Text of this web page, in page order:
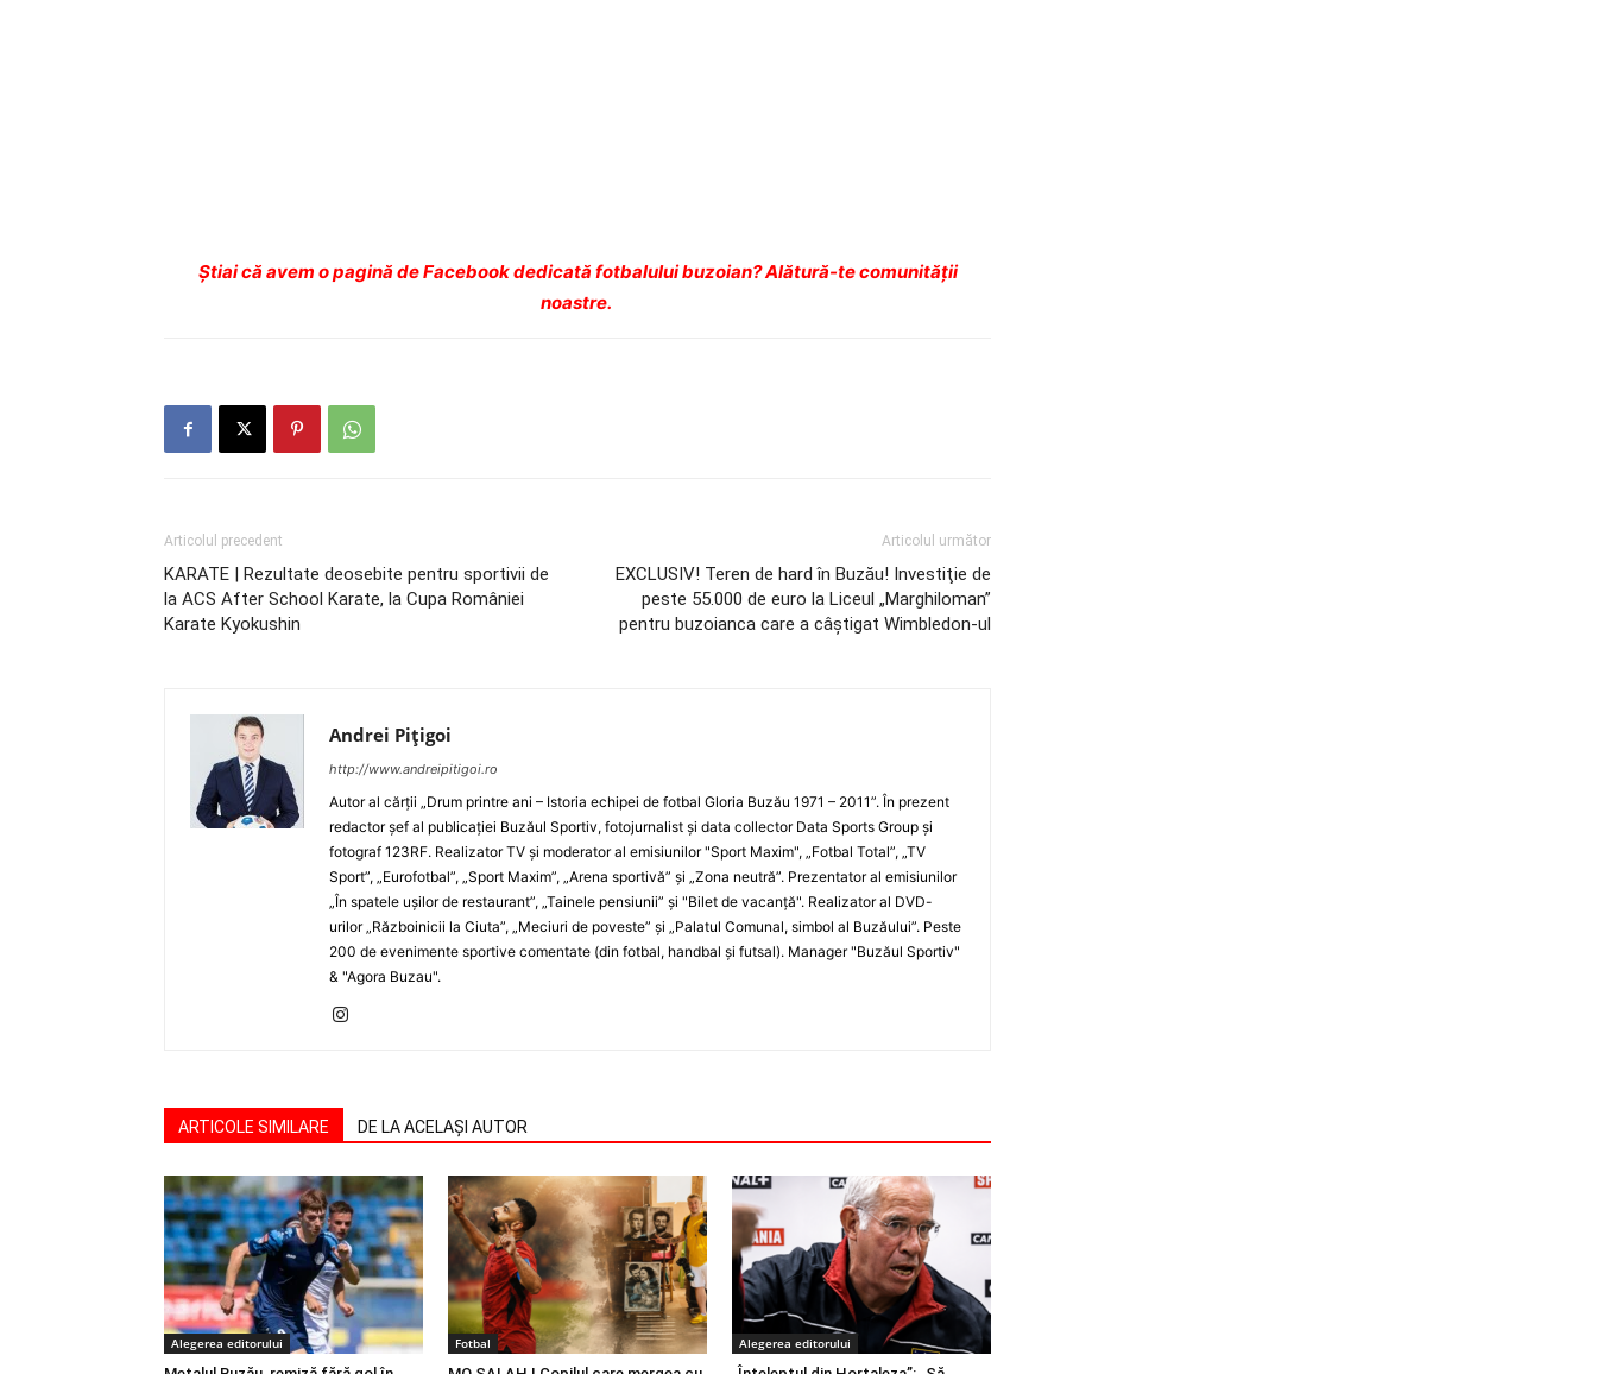
Ştiai că avem o pagină de Facebook dedicată fotbalului buzoian? Alătură-te comunității
noastre.
Articolul precedent
KARATE | Rezultate deosebite pentru sportivii de
la ACS After School Karate, la Cupa României
Karate Kyokushin
Articolul următor
EXCLUSIV! Teren de hard în Buzău! Investiţie de
peste 55.000 de euro la Liceul „Marghiloman”
pentru buzoianca care a câştigat Wimbledon-ul
Andrei Pițigoi
http://www.andreipitigoi.ro
Autor al cărţii „Drum printre ani – Istoria echipei de fotbal Gloria Buzău 1971 – 2011”. În prezent
redactor şef al publicaţiei Buzăul Sportiv, fotojurnalist şi data collector Data Sports Group şi
fotograf 123RF. Realizator TV şi moderator al emisiunilor "Sport Maxim", „Fotbal Total”, „TV
Sport”, „Eurofotbal”, „Sport Maxim”, „Arena sportivă” şi „Zona neutră”. Prezentator al emisiunilor
„În spatele uşilor de restaurant”, „Tainele pensiunii” şi "Bilet de vacanţă". Realizator al DVD-
urilor „Războinicii la Ciuta”, „Meciuri de poveste” şi „Palatul Comunal, simbol al Buzăului”. Peste
200 de evenimente sportive comentate (din fotbal, handbal şi futsal). Manager "Buzăul Sportiv"
& "Agora Buzau".
ARTICOLE SIMILARE DE LA ACELAȘI AUTOR
Alegerea editorului Fotbal Alegerea editorului